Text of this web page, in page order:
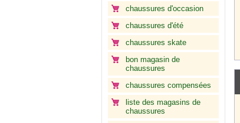
chaussures d'occasion
chaussures d'été
chaussures skate
bon magasin de
chaussures
chaussures compensées
liste des magasins de
chaussures